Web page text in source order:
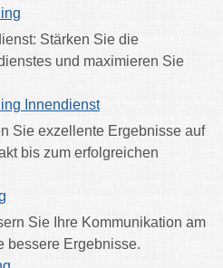
Stärken Sie die
und maximieren Sie
Innendienst
Sie exzellente Ergebnisse auf
bis zum erfolgreichen
Sie Ihre Kommunikation am
bessere Ergebnisse.